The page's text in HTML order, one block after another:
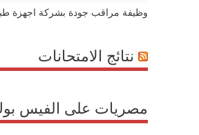
وظيفة مراقب جودة بشركة اجهزة
نتائج الامتحانات
مصريات على الفيس